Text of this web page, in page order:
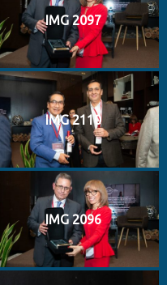
IMG 2097
IMG 2110
IMG 2096